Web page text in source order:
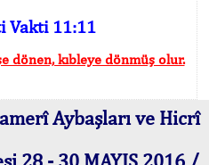
Vakti 11:11
dönen, kıbleye dönmüş olur.
Aybaşları ve Hicrî
28 - 30 MAYIS 2016 /